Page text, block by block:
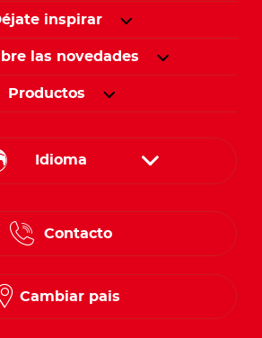
inspirar
las novedades
Productos
Idioma
French
Contacto
Cambiar pais